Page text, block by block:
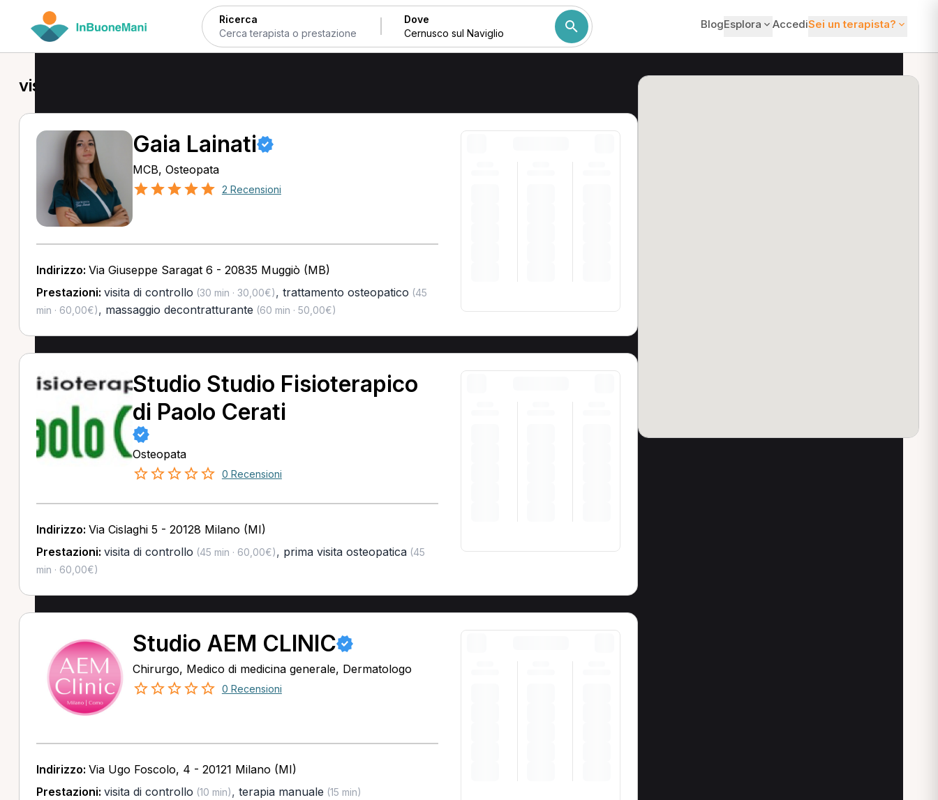
Ricerca Dove BlogEsplora AccediSei un terapista?
visita di controllo a Cernusco sul Naviglio
Gaia Lainati
MCB, Osteopata
2 Recensioni
Indirizzo: Via Giuseppe Saragat 6 - 20835 Muggiò (MB)
Prestazioni: visita di controllo (30 min · 30,00€), trattamento osteopatico (45
min · 60,00€), massaggio decontratturante (60 min · 50,00€)
Studio Studio Fisioterapico
di Paolo Cerati
Osteopata
0 Recensioni
Indirizzo: Via Cislaghi 5 - 20128 Milano (MI)
Prestazioni: visita di controllo (45 min · 60,00€), prima visita osteopatica(45
min · 60,00€)
Studio AEM CLINIC
Chirurgo, Medico di medicina generale, Dermatologo
0 Recensioni
Indirizzo: Via Ugo Foscolo, 4 - 20121 Milano (MI)
Prestazioni: visita di controllo (10 min), terapia manuale (15 min)